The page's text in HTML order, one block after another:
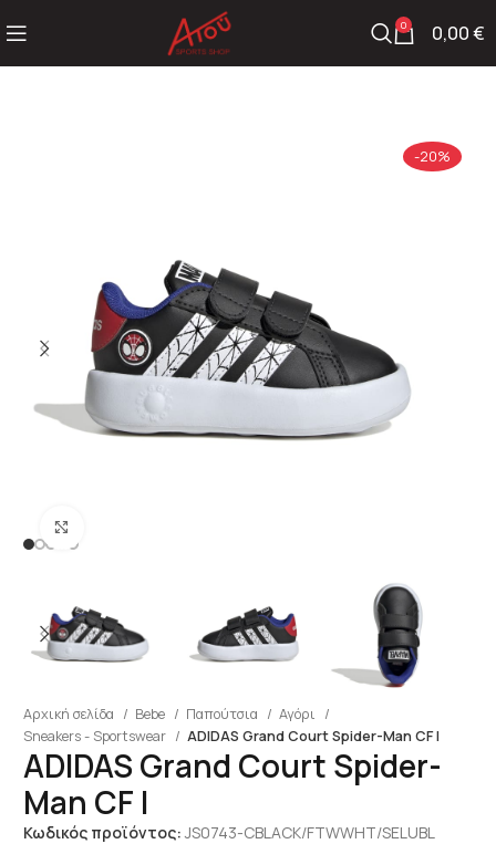
0 0,00€
-20%
Αρχική σελίδα Bebe Παπούτσια
Αγόρι
Sneakers - Sportswear
ADIDAS Grand Court Spider-Man CF I
ADIDAS Grand Court Spider-
Man CF I
Κωδικός προϊόντος:JS0743-CBLACK/FTWWHT/SELUBL